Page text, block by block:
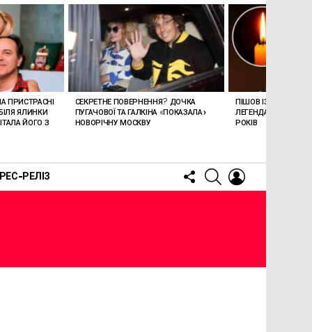
РЕЛІЗ
FOLLOW
US
SEARCH
ПРИСТРАСНІ
ЯЛИНКИ
ЙОГО З
СЕКРЕТНЕ ПОВЕРНЕННЯ? ДОЧКА
ПУГАЧОВОЇ ТА ГАЛКІНА «ПОКАЗАЛА»
НОВОРІЧНУ МОСКВУ
ПІШОВ ІЗ ЖИТТЯ
ЛЕГЕНДАРНОМУ
РОКІВ